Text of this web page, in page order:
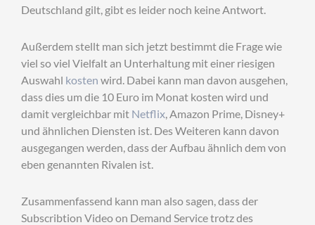
Deutschland gilt, gibt es leider noch keine Antwort.
Außerdem stellt man sich jetzt bestimmt die Frage wie
viel so viel Vielfalt an Unterhaltung mit einer riesigen
Auswahl kosten wird. Dabei kann man davon ausgehen,
dass dies um die 10 Euro im Monat kosten wird und
damit vergleichbar mit Netflix, Amazon Prime, Disney+
und ähnlichen Diensten ist. Des Weiteren kann davon
ausgegangen werden, dass der Aufbau ähnlich dem von
eben genannten Rivalen ist.
Zusammenfassend kann man also sagen, dass der
Subscribtion Video on Demand Service trotz des